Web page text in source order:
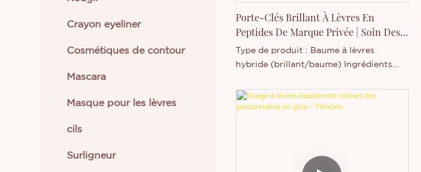
Crayon eyeliner
Cosmétiques de contour
Mascara
Masque pour les lèvres
cils
Surligneur
Porte-Clés Brillant À Lèvres En
Peptides De Marque Privée | Soin Des
Lèvres Portable
Type de produit : Baume à lèvres
hybride (brillant/baume) Ingrédients
Lisse, non collante Fini : Brillant,
hydratant Type de tube : Tube souple
commercial : Vente en gros / Marque